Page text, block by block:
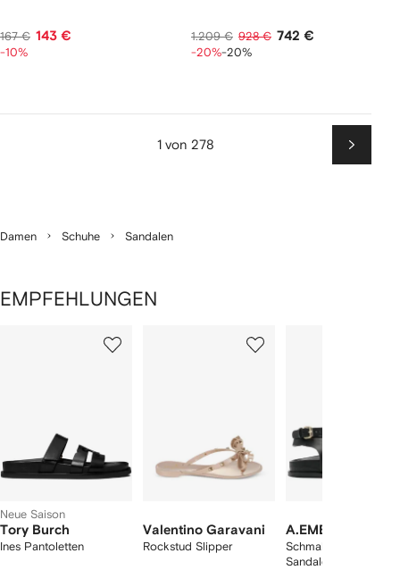
167 € 143 €
-10%
1.209 € 928 € 742 €
-20%-20%
1 von 278
Weiter
Damen Schuhe Sandalen
EMPFEHLUNGEN
Neue Saison
Tory Burch
Ines Pantoletten
Valentino Garavani
Rockstud Slipper
A.EMERY
Schmale The Jalen
Sandalen